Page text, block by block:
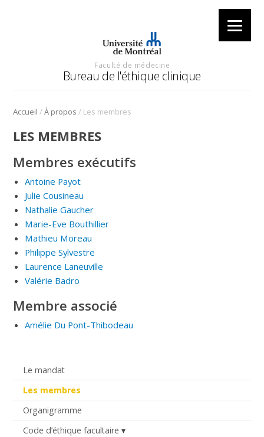
Faculté de médecine
Bureau de l'éthique clinique
Accueil /À propos / Les membres
Le mandat
Les membres
Organigramme
Code d’éthique facultaire
LES MEMBRES
Membres exécutifs
Antoine Payot
Julie Cousineau
Nathalie Gaucher
Marie-Eve Bouthillier
Mathieu Moreau
Philippe Sylvestre
Laurence Laneuville
Valérie Badro
Membre associé
Amélie Du Pont-Thibodeau